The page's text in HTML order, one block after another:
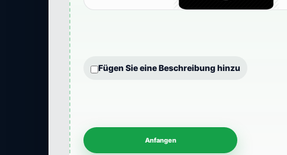
Fügen Sie eine Beschreibung hinzu